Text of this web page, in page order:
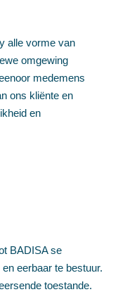
alle vorme van
omgewing
medemens
ons kliënte en
en
BADISA se
eerbaar te bestuur.
toestande.